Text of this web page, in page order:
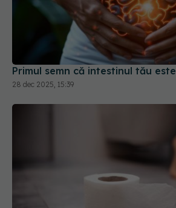
Primul semn că intestinul tău
28 dec 2025, 15:39